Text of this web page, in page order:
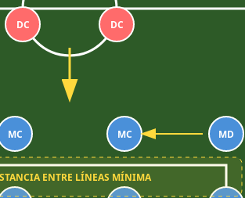
DC DC
MC MC MD
ENTRE LÍNEAS MÍNIMA